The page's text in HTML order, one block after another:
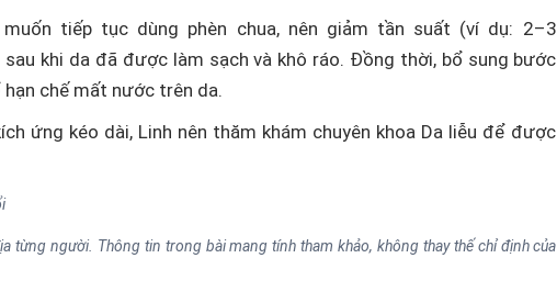
tiếp tục dùng phèn chua, nên giảm tần suất (ví dụ: 2–3
khi da đã được làm sạch và khô ráo. Đồng thời, bổ sung bước
chế mất nước trên da.
ứng kéo dài, Linh nên thăm khám chuyên khoa Da liễu để được
từng người. Thông tin trong bài mang tính tham khảo, không thay thế chỉ định của